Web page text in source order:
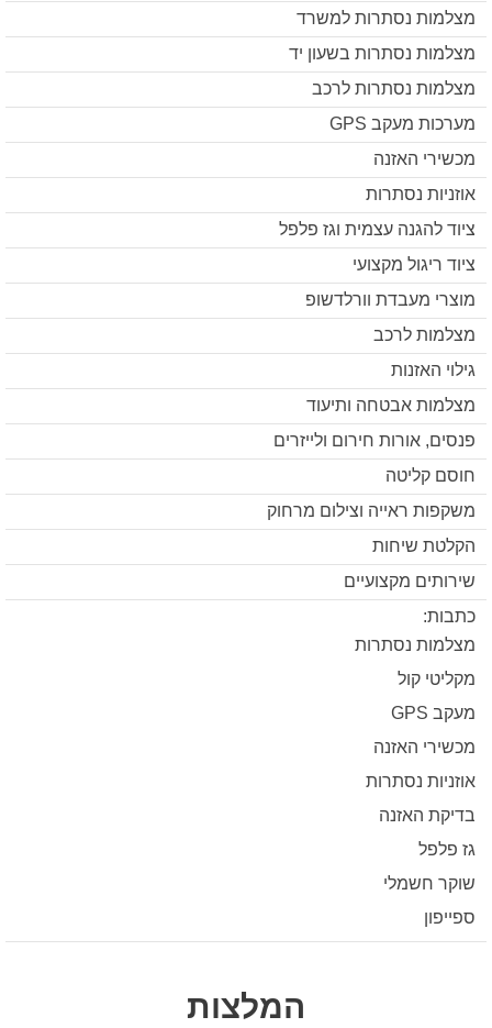
מצלמות נסתרות למשרד
מצלמות נסתרות בשעון יד
מצלמות נסתרות לרכב
מערכות מעקב GPS
מכשירי האזנה
אוזניות נסתרות
ציוד להגנה עצמית וגז פלפל
ציוד ריגול מקצועי
מוצרי מעבדת וורלדשופ
מצלמות לרכב
גילוי האזנות
מצלמות אבטחה ותיעוד
פנסים, אורות חירום ולייזרים
חוסם קליטה
משקפות ראייה וצילום מרחוק
הקלטת שיחות
שירותים מקצועיים
כתבות:
מצלמות נסתרות
מקליטי קול
מעקב GPS
מכשירי האזנה
אוזניות נסתרות
בדיקת האזנה
גז פלפל
שוקר חשמלי
ספייפון
המלצות